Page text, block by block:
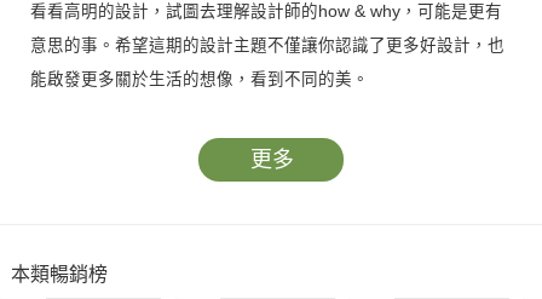
看看高明的設計，試圖去理解設計師的how & why，可能是更有
意思的事。希望這期的設計主題不僅讓你認識了更多好設計，也
能啟發更多關於生活的想像，看到不同的美。
更多
本類暢銷榜